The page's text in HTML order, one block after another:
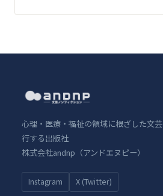
心理・医療・福祉の領域に根ざした文
行する出版社
株式会社andnp（アンドエヌピー）
Instagram X (Twitter)